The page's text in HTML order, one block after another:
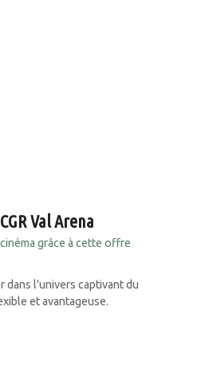
Val Arena
grâce à cette offre
l'univers captivant du
et avantageuse.